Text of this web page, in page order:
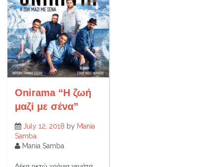
Onirama “Η ζωή
μαζί με σένα”
July 12, 2018 by Mania
Samba
Mania Samba